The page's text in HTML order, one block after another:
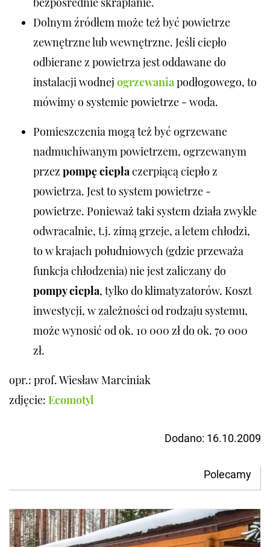
Dolnym źródłem może też być powietrze
zewnętrzne lub wewnętrzne. Jeśli ciepło
odbierane z powietrza jest oddawane do
instalacji wodnej ogrzewaniapodłogowego, to
mówimy o systemie powietrze - woda.
Pomieszczenia mogą też być ogrzewane
nadmuchiwanym powietrzem, ogrzewanym
przez pompę ciepłaczerpiącą ciepło z
powietrza. Jest to systempowietrze -
powietrze. Ponieważ taki system działa zwykle
odwracalnie, t.j. zimą grzeje, a letem chłodzi,
to w krajach południowych (gdzie przeważa
funkcja chłodzenia) nie jest zaliczany do
pompy ciepła, tylko do klimatyzatorów. Koszt
inwestycji, w zależności od rodzaju systemu,
może wynosić od ok. 10 000 zł do ok. 70 000
zł.
opr.: prof. Wiesław Marciniak
zdjęcie: Ecomotyl
Dodano: 16.10.2009
Polecamy